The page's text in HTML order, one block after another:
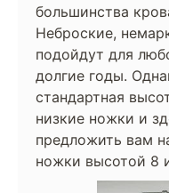
большинства
Неброские,
подойдут для
долгие годы.
стандартная
низкие ножки и
предложить вам
ножки высотой 8